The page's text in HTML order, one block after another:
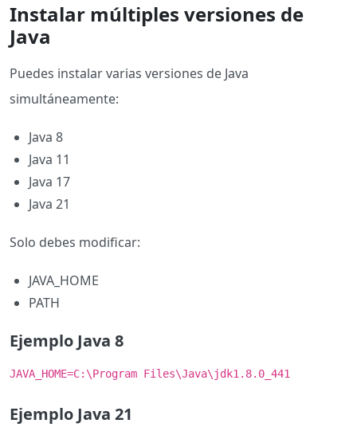
Instalar múltiples versiones de
Java
Puedes instalar varias versiones de Java
simultáneamente:
Java 8
Java 11
Java 17
Java 21
Solo debes modificar:
JAVA_HOME
PATH
Ejemplo Java 8
JAVA_HOME=C:\Program Files\Java\jdk1.8.0_441
Ejemplo Java 21